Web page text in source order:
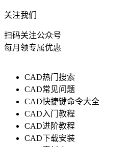
关注我们
扫码关注公众号
每月领专属优惠
CAD热门搜索
CAD常见问题
CAD快捷键命令大全
CAD入门教程
CAD进阶教程
CAD下载安装